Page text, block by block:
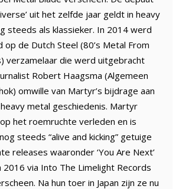
uit het zelfde jaar geldt in heavy
steeds als klassieker. In 2014 werd
de Dutch Steel (80’s Metal From
verzamelaar die werd uitgebracht
Robert Haagsma (Algemeen
omwille van Martyr’s bijdrage aan
metal geschiedenis. Martyr
het roemruchte verleden en is
steeds “alive and kicking” getuige
releases waaronder ‘You Are Next’
via Into The Limelight Records
Na hun toer in Japan zijn ze nu